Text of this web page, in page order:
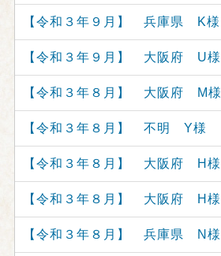
【令和３年９月】 兵庫県 K様
【令和３年９月】 大阪府 U様
【令和３年８月】 大阪府 M様
【令和３年８月】 不明 Y様
【令和３年８月】 大阪府 H様
【令和３年８月】 大阪府 H様
【令和３年８月】 兵庫県 N様